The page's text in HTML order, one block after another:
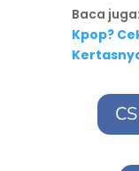
Baca juga:
Kpop?